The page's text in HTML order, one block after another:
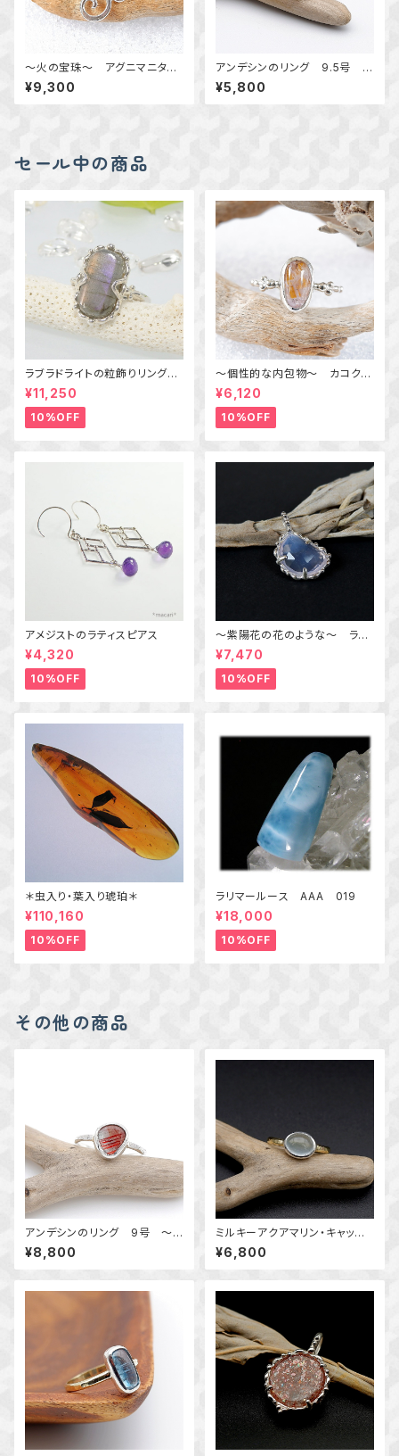
～火の宝珠～ アグニマニタイ
トの唐草粒リング 14号 天
然石アクセサリー 指輪 一点
¥9,300
アンデシンのリング 9.5号 ～
真鍮～ 天然石アクセサリー
指輪 一点物 macari
¥5,800
セール中の商品
ラブラドライトの粒飾りリング
（パープル＆オレンジ） 16号
¥11,250
10%OFF
～個性的な内包物～ カコクセ
ナイトインアメジストの粒飾りリ
ング 10号 天然石アクセサリ
ー 一点物 macari
¥6,120
10%OFF
アメジストのラティスピアス
¥4,320
10%OFF
～紫陽花の花のような～ ラベ
ンダークォーツの粒飾りペンダ
ント 天然石アクセサリー
一点物
¥7,470
10%OFF
＊虫入り・葉入り琥珀＊
¥110,160
10%OFF
ラリマールース AAA 019
¥18,000
10%OFF
その他の商品
アンデシンのリング 9号 ～
紅の層影～ 天然石アクセサリ
ー 指輪 一点物
¥8,800
ミルキーアクアマリン・キャッツ
アイのリング 約10号 横向き
～真鍮と銀の指輪～ 天然石ア
クセサリー 指輪 一点物
¥6,800